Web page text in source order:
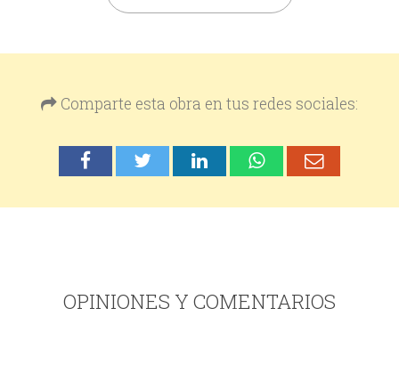
Comparte esta obra en tus redes sociales:
OPINIONES Y COMENTARIOS